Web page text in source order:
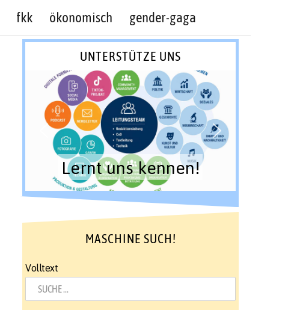
fkk ökonomisch gender-gaga
UNTERSTÜTZE UNS
Lernt uns kennen!
MASCHINE SUCH!
Volltext